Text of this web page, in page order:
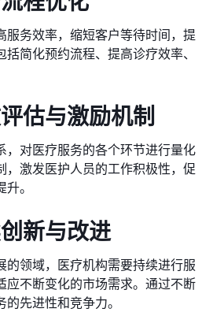
服务效率，缩短客户等待时间，提
简化预约流程、提高诊疗效率、
估与激励机制
，对医疗服务的各个环节进行量化
，激发医护人员的工作积极性，促
。
新与改进
的领域，医疗机构需要持续进行服
应不断变化的市场需求。通过不断
先进性和竞争力。